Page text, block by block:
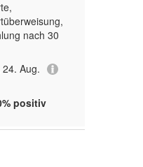
nach 30
Aug.
positiv